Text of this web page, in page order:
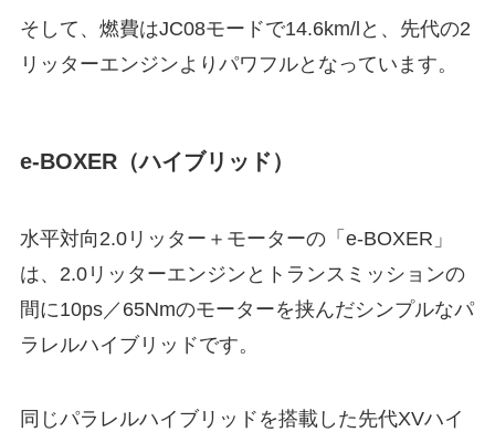
そして、燃費はJC08モードで14.6km/lと、先代の2
リッターエンジンよりパワフルとなっています。
e-BOXER（ハイブリッド）
水平対向2.0リッター＋モーターの「e-BOXER」
は、2.0リッターエンジンとトランスミッションの
間に10ps／65Nmのモーターを挟んだシンプルなパ
ラレルハイブリッドです。
同じパラレルハイブリッドを搭載した先代XVハイ